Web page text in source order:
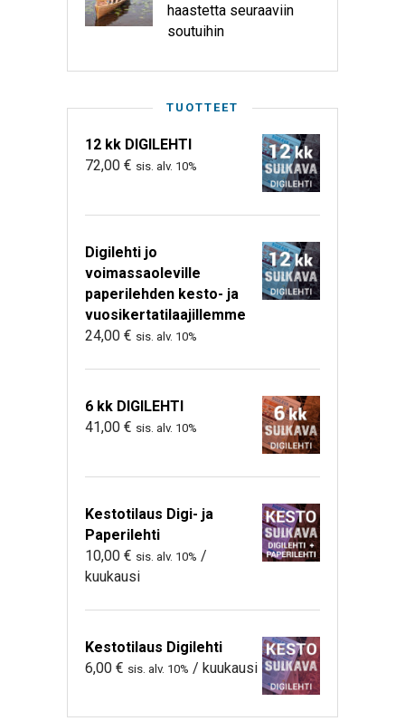
haastetta seuraaviin
soutuihin
TUOTTEET
12 kk DIGILEHTI
72,00 € sis. alv. 10%
Digilehti jo
voimassaoleville
paperilehden kesto- ja
vuosikertatilaajillemme
24,00 € sis. alv. 10%
6 kk DIGILEHTI
41,00 € sis. alv. 10%
Kestotilaus Digi- ja
Paperilehti
10,00 € sis. alv. 10% /
kuukausi
Kestotilaus Digilehti
6,00 € sis. alv. 10% / kuukausi